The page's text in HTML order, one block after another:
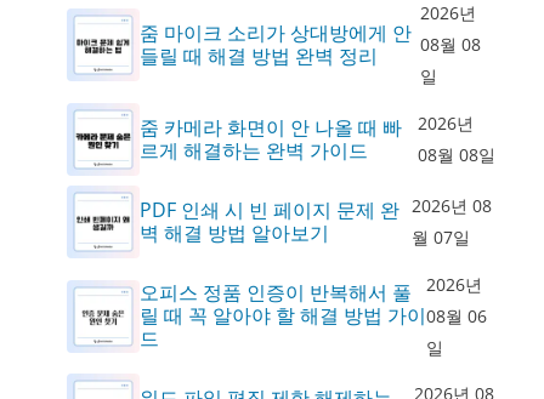
줌 마이크 소리가 상대방에게 안
들릴 때 해결 방법 완벽 정리
2026년
08월 08
일
줌 카메라 화면이 안 나올 때 빠
르게 해결하는 완벽 가이드
2026년
08월 08일
PDF 인쇄 시 빈 페이지 문제 완
벽 해결 방법 알아보기
2026년 08
월 07일
오피스 정품 인증이 반복해서 풀
릴 때 꼭 알아야 할 해결 방법 가이
드
2026년
08월 06
일
2026년 08